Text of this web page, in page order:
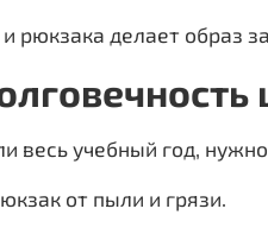
рюкзака делает образ
весь учебный год,
от пыли и грязи.